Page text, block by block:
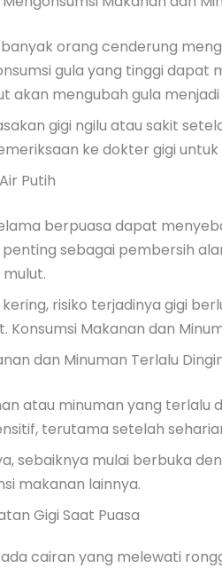
orang cenderung
gula yang tinggi dapat
akan mengubah gula
gigi ngilu atau sakit
ke dokter gigi
Putih
berpuasa dapat
sebagai pembersih
risiko terjadinya gigi
Konsumsi Makanan dan
dan Minuman Terlalu
atau minuman yang terlalu
terutama setelah
sebaiknya mulai berbuka
makanan lainnya.
Gigi Saat Puasa
cairan yang melewati